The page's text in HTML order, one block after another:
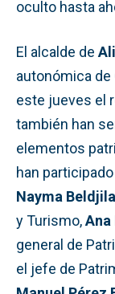
oculto hasta
El alcalde de
autonómica de
este jueves el
también han
elementos
han
Nayma
y Turismo,Ana
general de
el jefe de